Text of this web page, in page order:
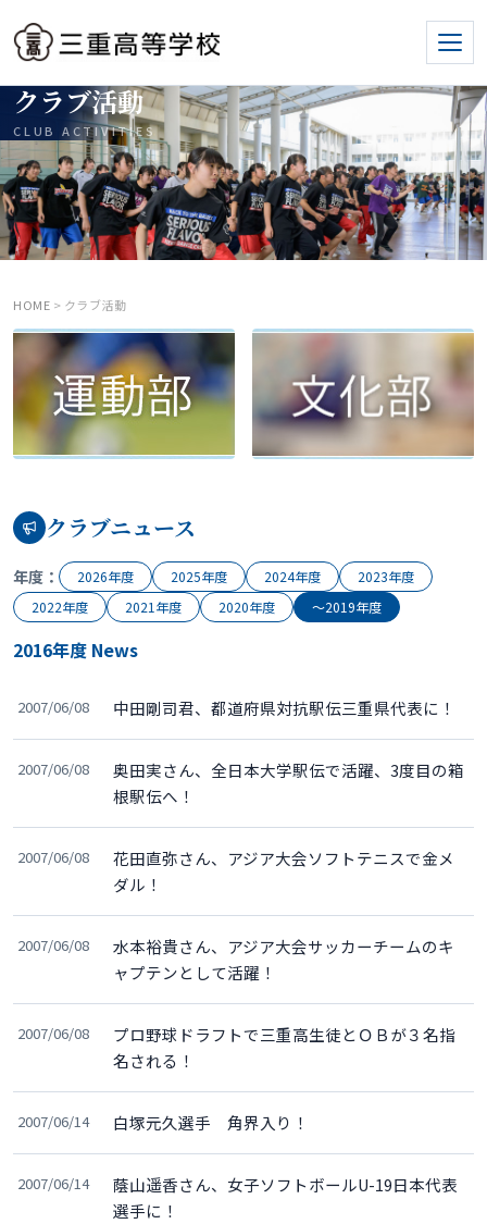
クラブ活動
CLUB ACTIVITIES
HOME > クラブ活動
クラブニュース
年度： 2026年度 2025年度 2024年度
2023年度
2022年度
2021年度 2020年度 〜2019年度
2016年度 News
2007/06/08 中田剛司君、都道府県対抗駅伝三重県代表に！
2007/06/08
奥田実さん、全日本大学駅伝で活躍、3度目の箱
根駅伝へ！
2007/06/08
花田直弥さん、アジア大会ソフトテニスで金メ
ダル！
2007/06/08
水本裕貴さん、アジア大会サッカーチームのキ
ャプテンとして活躍！
2007/06/08
プロ野球ドラフトで三重高生徒とＯＢが３名指
名される！
2007/06/14 白塚元久選手 角界入り！
2007/06/14
蔭山遥香さん、女子ソフトボールU-19日本代表
選手に！